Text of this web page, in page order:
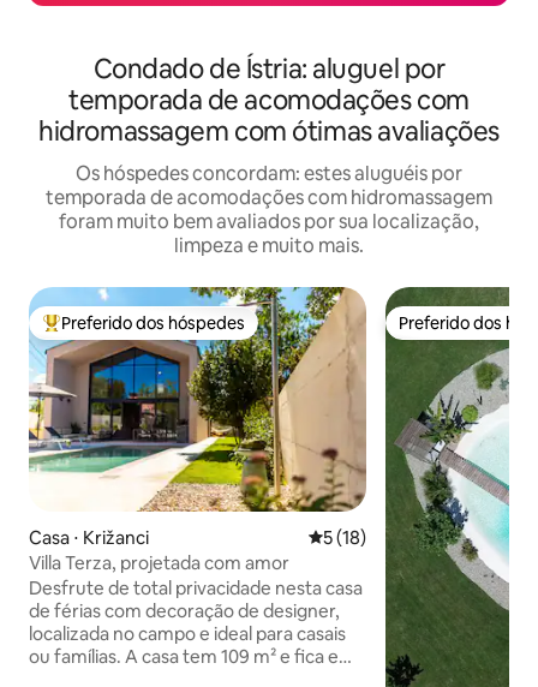
Condado de Ístria: aluguel por
temporada de acomodações com
hidromassagem com ótimas avaliações
Os hóspedes concordam: estes aluguéis por
temporada de acomodações com hidromassagem
foram muito bem avaliados por sua localização,
limpeza e muito mais.
Entre os melhores preferidos dos hóspedes
Preferido dos hóspedes
Casa ⋅ Križanci 5 de uma avaliação média
5 (18)
Villa Terza, projetada com amor
Desfrute de total privacidade nesta casa
de férias com decoração de designer,
localizada no campo e ideal para casais
ou famílias. A casa tem 109 m² e fica em
Preferido dos
Preferido dos